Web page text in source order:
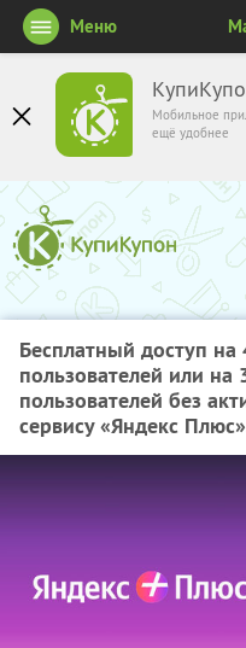
Мобильное
ещё удобнее
Меню
Бесплатный доступ
пользователей или на
пользователей без
сервису «Яндекс